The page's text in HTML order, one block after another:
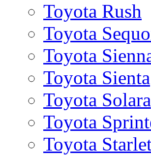
Toyota Rush
Toyota
Toyota
Toyota Sienta
Toyota Solara
Toyota
Toyota